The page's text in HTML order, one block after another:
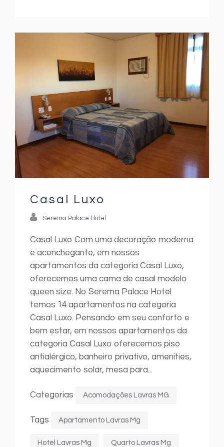
Casal Luxo
Serema Palace Hotel
Casal Luxo Com uma decoração moderna
e aconchegante, em nossos
apartamentos da categoria Casal Luxo,
oferecemos uma cama de casal modelo
queen size. No Serema Palace Hotel
temos 14 apartamentos na categoria
Casal Luxo. Pensando em seu conforto e
bem estar, em nossos apartamentos da
categoria Casal Luxo oferecemos piso
antialérgico, banheiro privativo, amenities,
aquecimento solar, mesa para...
Categorias Acomodações Lavras MG
Tags Apartamento Lavras Mg
Hotel Lavras Mg Quarto Lavras Mg